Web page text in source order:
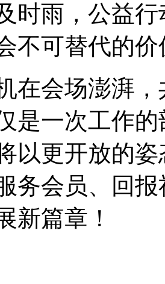
时雨，公益
不可替代的
在会场澎湃
是一次工作
以更开放的
务会员、回
新篇章！